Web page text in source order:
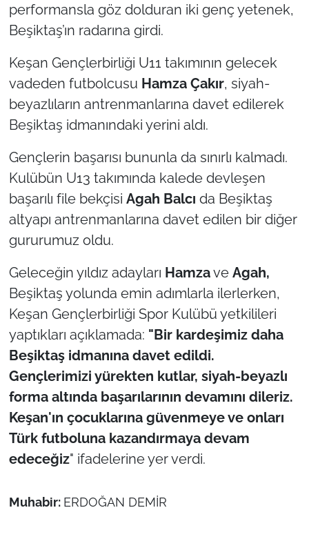
performansla göz dolduran iki genç yetenek,
Beşiktaş’ın radarına girdi.
Keşan Gençlerbirliği U11 takımının gelecek
vadeden futbolcusu Hamza Çakır, siyah-
beyazlıların antrenmanlarına davet edilerek
Beşiktaş idmanındaki yerini aldı.
Gençlerin başarısı bununla da sınırlı kalmadı.
Kulübün U13 takımında kalede devleşen
başarılı file bekçisi Agah Balcı da Beşiktaş
altyapı antrenmanlarına davet edilen bir diğer
gururumuz oldu.
Geleceğin yıldız adayları Hamzave Agah,
Beşiktaş yolunda emin adımlarla ilerlerken,
Keşan Gençlerbirliği Spor Kulübü yetkilileri
yaptıkları açıklamada: "Bir kardeşimiz daha
Beşiktaş idmanına davet edildi.
Gençlerimizi yürekten kutlar, siyah-beyazlı
forma altında başarılarının devamını dileriz.
Keşan'ın çocuklarına güvenmeye ve onları
Türk futboluna kazandırmaya devam
edeceğiz" ifadelerine yer verdi.
Muhabir: ERDOĞAN DEMİR
Güvenlik
Genel
Flaş Haber
Dış Haberler
Magazin
İş Dünyası
Bilim Teknoloji
English News
Canlı Maç
Finans
Genel-A
Gündem-Eğitim